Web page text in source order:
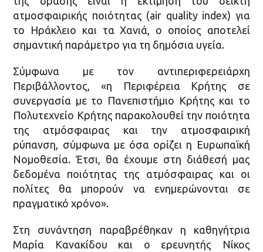
ατμοσφαιρικής ποιότητας (air quality index) για
το Ηράκλειο και τα Χανιά, ο οποίος αποτελεί
σημαντική παράμετρο για τη δημόσια υγεία.
Σύμφωνα με τον αντιπεριφερειάρχη
Περιβάλλοντος, «η Περιφέρεια Κρήτης σε
συνεργασία με το Πανεπιστήμιο Κρήτης και το
Πολυτεχνείο Κρήτης παρακολουθεί την ποιότητα
της ατμόσφαιρας και την ατμοσφαιρική
ρύπανση, σύμφωνα με όσα ορίζει η Ευρωπαϊκή
Νομοθεσία. Έτσι, θα έχουμε στη διάθεσή μας
δεδομένα ποιότητας της ατμόσφαιρας και οι
πολίτες θα μπορούν να ενημερώνονται σε
πραγματικό χρόνο».
Στη συνάντηση παραβρέθηκαν η καθηγήτρια
Μαρία Κανακίδου και ο ερευνητής Νίκος